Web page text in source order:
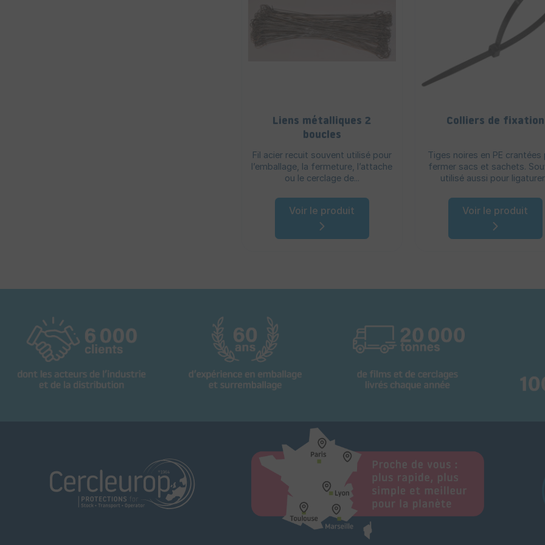
Liens métalliques 2
boucles
Fil acier recuit souvent utilisé pour
l’emballage, la fermeture, l’attache
ou le cerclage de...
Voir le produit
Colliers de fixation
Tiges noires en PE crantées
fermer sacs et sachets.
utilisé aussi pour
Voir le produit